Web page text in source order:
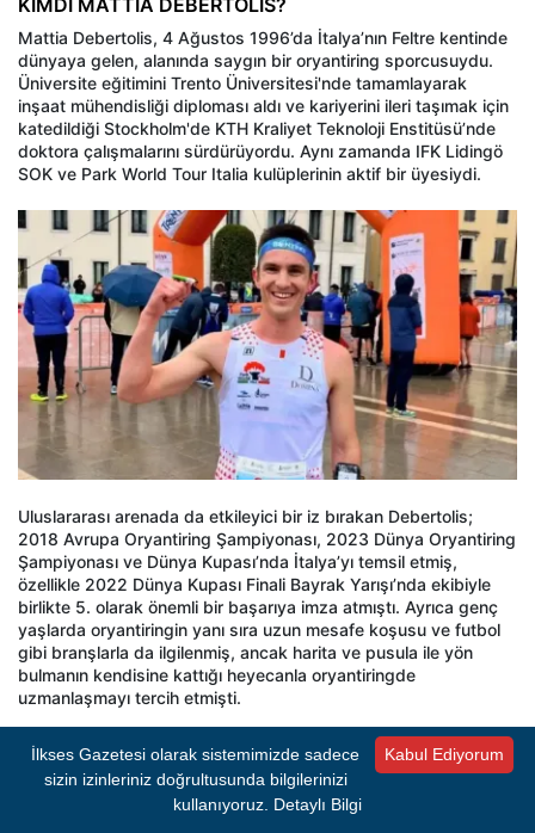
Mattia Debertolis, 4 Ağustos 1996’da İtalya’nın Feltre kentinde
dünyaya gelen, alanında saygın bir oryantiring sporcusuydu.
Üniversite eğitimini Trento Üniversitesi'nde tamamlayarak
inşaat mühendisliği diploması aldı ve kariyerini ileri taşımak için
katedildiği Stockholm'de KTH Kraliyet Teknoloji Enstitüsü’nde
doktora çalışmalarını sürdürüyordu. Aynı zamanda IFK Lidingö
SOK ve Park World Tour Italia kulüplerinin aktif bir üyesiydi.
Uluslararası arenada da etkileyici bir iz bırakan Debertolis;
2018 Avrupa Oryantiring Şampiyonası, 2023 Dünya Oryantiring
Şampiyonası ve Dünya Kupası’nda İtalya’yı temsil etmiş,
özellikle 2022 Dünya Kupası Finali Bayrak Yarışı’nda ekibiyle
birlikte 5. olarak önemli bir başarıya imza atmıştı. Ayrıca genç
yaşlarda oryantiringin yanı sıra uzun mesafe koşusu ve futbol
gibi branşlarla da ilgilenmiş, ancak harita ve pusula ile yön
bulmanın kendisine kattığı heyecanla oryantiringde
uzmanlaşmayı tercih etmişti.
Ayrıca, ulusal yarışmalarda da ses getiren bir sporcu olan
Debertolis, 2024’teki İtalya Ulusal Sprint Şampiyonası’nda
ikinci, Middle mesafe şampiyonasında ise birinci olmuş; aynı yıl
Long mesafe şampiyonasında da birinci sırayı elde ederek
Kabul Ediyorum
İlkses Gazetesi olarak sistemimizde sadece
sizin izinleriniz doğrultusunda bilgilerinizi
kullanıyoruz. Detaylı Bilgi